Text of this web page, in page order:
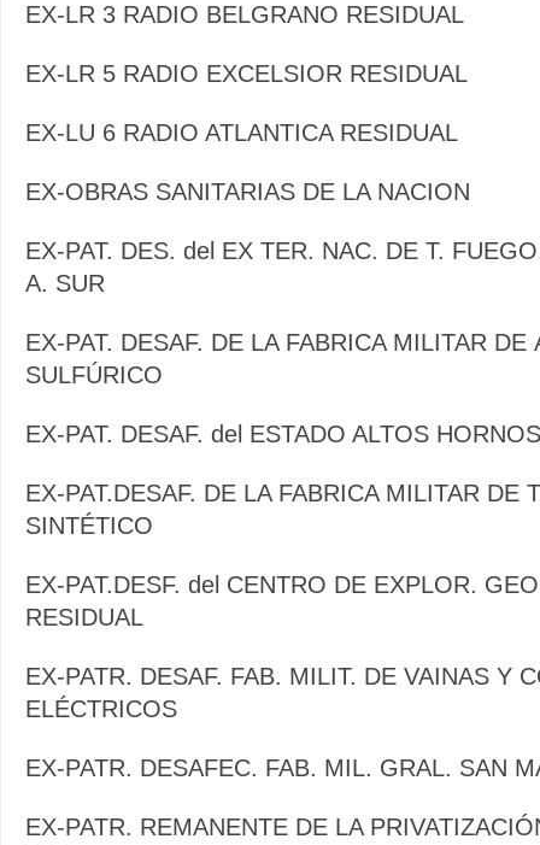
EX-LR 3 RADIO BELGRANO RESIDUAL
EX-LR 5 RADIO EXCELSIOR RESIDUAL
EX-LU 6 RADIO ATLANTICA RESIDUAL
EX-OBRAS SANITARIAS DE LA NACION
EX-PAT. DES. del EX TER. NAC. DE T.
A. SUR
EX-PAT. DESAF. DE LA FABRICA MILITAR DE
SULFÚRICO
EX-PAT. DESAF. del ESTADO ALTOS
EX-PAT.DESAF. DE LA FABRICA MILITAR DE
SINTÉTICO
EX-PAT.DESF. del CENTRO DE EXPLOR.
RESIDUAL
EX-PATR. DESAF. FAB. MILIT. DE VAINAS Y
ELÉCTRICOS
EX-PATR. DESAFEC. FAB. MIL. GRAL. SAN
EX-PATR. REMANENTE DE LA